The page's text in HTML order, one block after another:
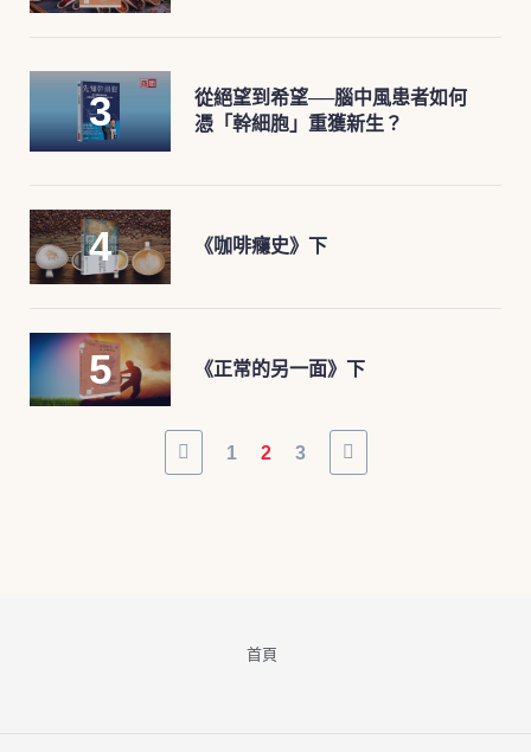
從絕望到希望──腦中風患者如何
憑「幹細胞」重獲新生？
《咖啡癮史》下
《正常的另一面》下
1 2 3
首頁